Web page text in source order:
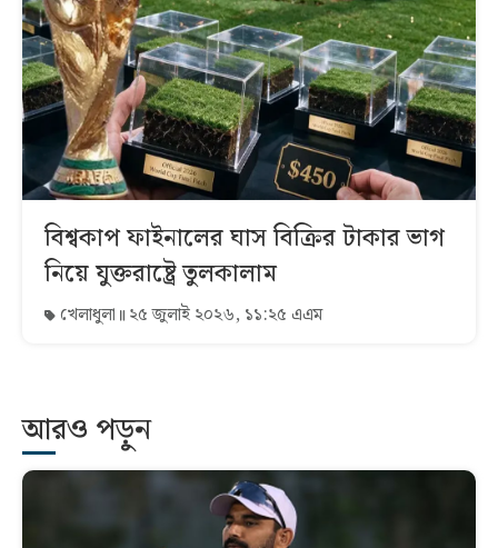
বিশ্বকাপ ফাইনালের ঘাস বিক্রির টাকার ভাগ
নিয়ে যুক্তরাষ্ট্রে তুলকালাম
খেলাধুলা ২৫ জুলাই ২০২৬, ১১:২৫ এএম
আরও পড়ুন